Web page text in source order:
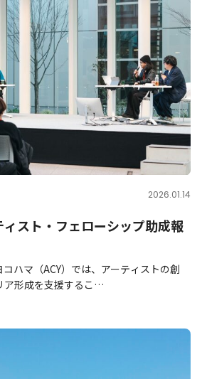
2026.01.14
スト・フェローシップ助成報
ハマ（ACY）では、アーティストの創
ア形成を支援するこ…